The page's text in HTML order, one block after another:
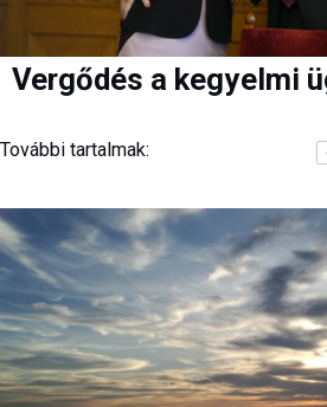
Vergődés a kegyelmi
További tartalmak: